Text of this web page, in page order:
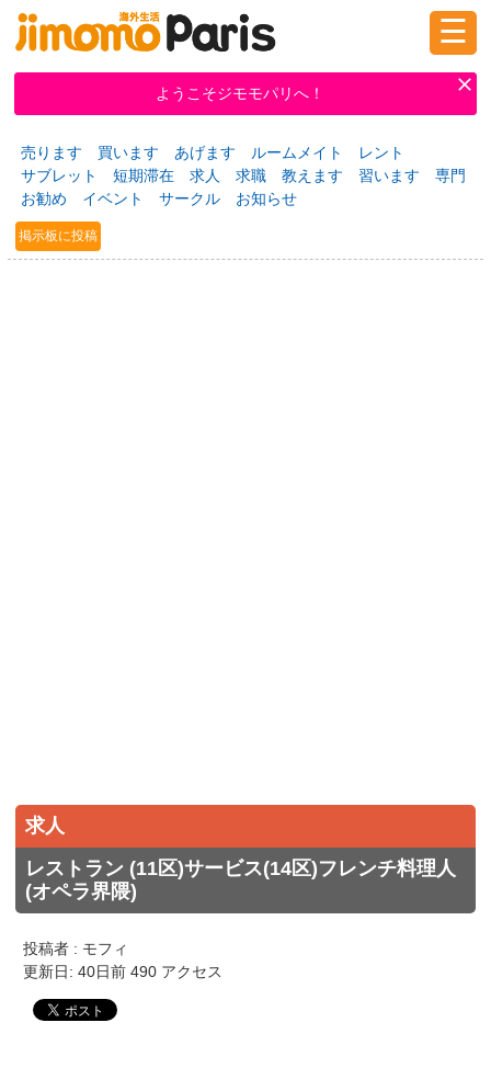
ログイン 新規登録
掲示板 タウン情報 教えて！
ニュース
☰
ようこそジモモパリへ！
売ります 買います あげます ルームメイト
レント
サブレット
短期滞在 求人 求職 教えます 習います
専門
お勧め
イベント サークル お知らせ
掲示板に投稿
求人
レストラン (11区)サービス(14区)フレンチ料理人
(オペラ界隈)
投稿者 : モフィ
更新日: 40日前 490 アクセス